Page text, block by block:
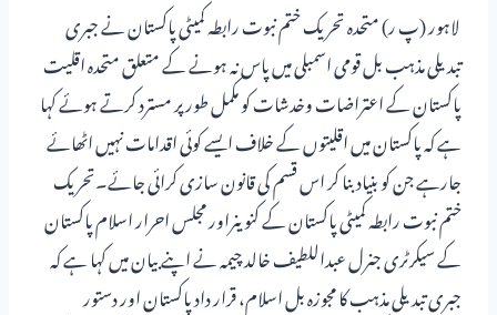
لاہور (پ ر) متحدہ تحریک ختم نبوت رابطہ کمیٹی پاکستان نے جبری
تبدیلی مذہب بل قومی اسمبلی میں پاس نہ ہونے کے متعلق متحدہ اقلیت
پاکستان کے اعتراضات وخدشات کو مکمل طور پر مسترد کرتے ہوئے کہا
ہے کہ پاکستان میں اقلیتوں کے خلاف ایسے کوئی اقدامات نہیں اٹھائے
جارہے جن کو بنیاد بنا کر اس قسم کی قانون سازی کرائی جائے۔تحریک
ختم نبوت رابطہ کمیٹی پاکستان کے کنوینراور مجلس احرار اسلام پاکستان
کے سیکرٹری جنرل عبداللطیف خالد چیمہ نے اپنے بیان میں کہا ہے کہ
جبری تبدیلی مذہب کا مجوزہ بل اسلام، قرار داد پاکستان اور دستور